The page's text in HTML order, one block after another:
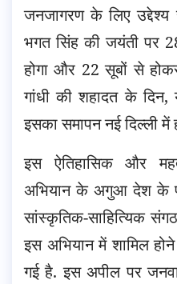
जनजागरण के लिए
भगत सिंह की जयंती पर
होगा और 22 सूबों से होकर
गांधी की शहादत के
इसका समापन नई दिल्ली में
इस ऐतिहासिक और
अभियान के अगुआ देश के
सांस्कृतिक-साहित्यिक
इस अभियान में शामिल
गई है. इस अपील पर